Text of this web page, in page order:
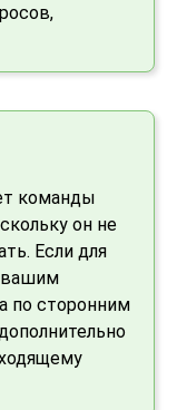
команды
он не
Если для
вашим
по сторонним